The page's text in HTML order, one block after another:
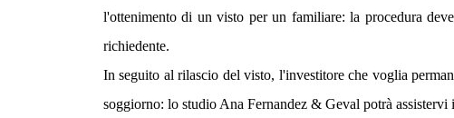
l'ottenimento di un visto per un familiare: la procedura
richiedente.
In seguito al rilascio del visto, l'investitore che voglia
soggiorno: lo studio Ana Fernandez & Geval potrà